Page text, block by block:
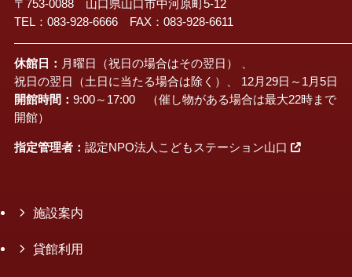
〒753-0088 山口県山口市中河原町5-12
TEL：083-928-6666 FAX：083-928-6611
休館日： 月曜日（祝日の場合はその翌日） 、
祝日の翌日（土日に当たる場合は除く）、 12月29日～1月5日
開館時間： 9:00～17:00 （催し物がある場合は最大22時まで
開館）
指定管理者： 認定NPO法人こどもステーション山口
施設案内
貸館利用